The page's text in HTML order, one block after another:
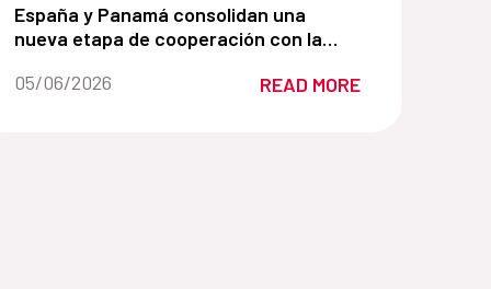
soluciones basadas en la naturaleza:
su liderazgo para la mejora de la gestión de los
España y Panamá consolidan una nueva etapa de
España y Panamá consolidan una
nueva etapa de cooperación con la
2026–2030
Date of the news::
05/06/2026 READ MORE